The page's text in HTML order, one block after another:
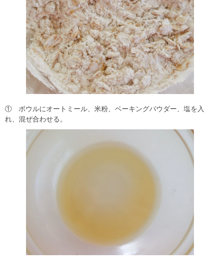
① ボウルにオートミール、米粉、ベーキングパウダー、塩を入
れ、混ぜ合わせる。